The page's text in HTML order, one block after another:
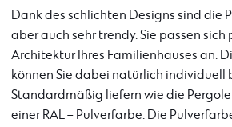
Dank des schlichten Designs sind die
aber auch sehr trendy. Sie passen
Architektur Ihres Familienhauses an.
können Sie dabei natürlich individuell
Standardmäßig liefern wie die
einer RAL – Pulverfarbe. Die